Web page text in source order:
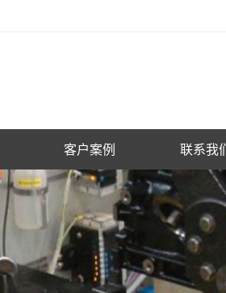
客户案例 联系我